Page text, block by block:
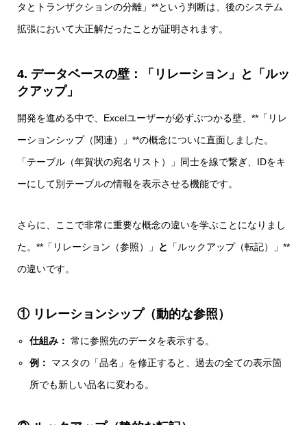
タとトランザクションの分離」**という判断は、後のシステム
拡張において大正解だったことが証明されます。
4. データベースの壁：「リレーション」と「ルッ
クアップ」
開発を進める中で、Excelユーザーが必ずぶつかる壁、**「リレ
ーションシップ（関連）」**の概念についに直面しました。
「テーブル（年賀状の宛名リスト）」同士を線で繋ぎ、IDをキ
ーにして別テーブルの情報を表示させる機能です。
さらに、ここで非常に重要な概念の違いを学ぶことになりまし
た。**「リレーション（参照）」
と
「ルックアップ（転記）」**
の違いです。
① リレーションシップ（動的な参照）
仕組み： 常に参照先のデータを表示する。
例：
マスタの「品名」を修正すると、過去の全ての表示箇
所でも新しい品名に変わる。